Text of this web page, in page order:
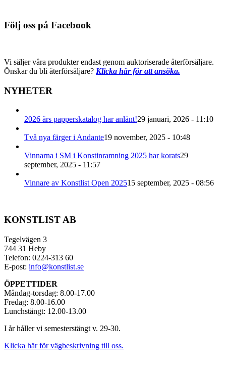
produktsidan
olika
på
produktsidan
här
produkten
varianter.
De
alternativen
kan
på
produktsidan
Följ oss på Facebook
Vi säljer våra produkter endast genom auktoriserade återförsäljare.
Önskar du bli återförsäljare? Klicka här för att ansöka.
NYHETER
2026 års papperskatalog har anlänt!29 januari, 2026 - 11:10
Två nya färger i Andante19 november, 2025 - 10:48
Vinnarna i SM i Konstinramning 2025 har korats29
september, 2025 - 11:57
Vinnare av Konstlist Open 202515 september, 2025 - 08:56
KONSTLIST AB
Tegelvägen 3
744 31 Heby
Telefon: 0224-313 60
E-post: info@konstlist.se
ÖPPETTIDER
Måndag-torsdag: 8.00-17.00
Fredag: 8.00-16.00
Lunchstängt: 12.00-13.00
I år håller vi semesterstängt v. 29-30.
Klicka här för vägbeskrivning till oss.